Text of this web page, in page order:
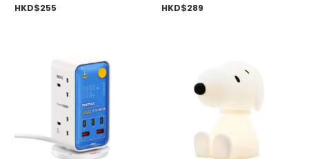
HKD$255 HKD$289